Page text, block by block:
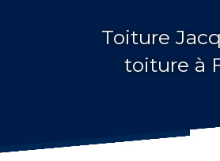
Toiture
toiture à